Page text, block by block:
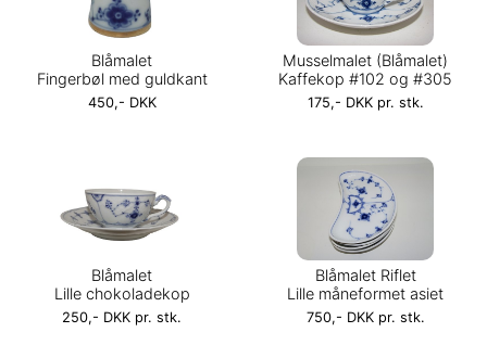
Blåmalet
Fingerbøl med guldkant
450,- DKK
Musselmalet (Blåmalet)
Kaffekop #102 og #305
175,- DKK pr. stk.
Blåmalet
Lille chokoladekop
250,- DKK pr. stk.
Blåmalet Riflet
Lille måneformet asiet
750,- DKK pr. stk.